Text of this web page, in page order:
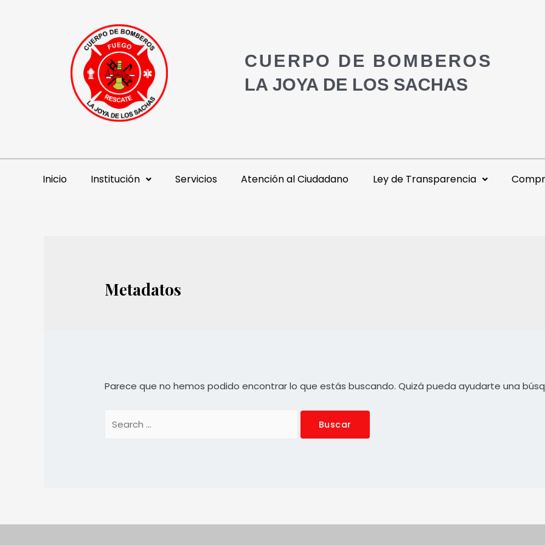
CUERPO DE BOMBEROS
LA JOYA DE LOS SACHAS
Inicio Institución Servicios Atención al Ciudadano Ley de Transparencia
Metadatos
Parece que no hemos podido encontrar lo que estás buscando. Quizá pueda ayudarte una